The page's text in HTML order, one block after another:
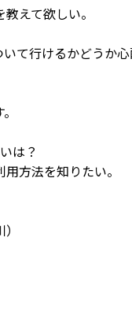
えて欲しい。
て行けるかどうか心
は？
方法を知りたい。